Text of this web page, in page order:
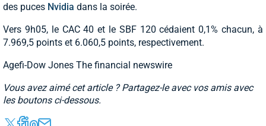
des puces Nvidia dans la soirée.
Vers 9h05, le CAC 40 et le SBF 120 cédaient 0,1% chacun, à
7.969,5 points et 6.060,5 points, respectivement.
Agefi-Dow Jones The financial newswire
Vous avez aimé cet article ? Partagez-le avec vos amis avec
les boutons ci-dessous.